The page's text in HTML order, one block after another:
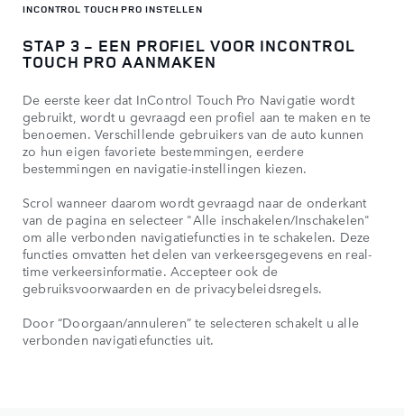
INCONTROL TOUCH PRO INSTELLEN
STAP 3 - EEN PROFIEL VOOR INCONTROL
TOUCH PRO AANMAKEN
De eerste keer dat InControl Touch Pro Navigatie wordt
gebruikt, wordt u gevraagd een profiel aan te maken en te
benoemen. Verschillende gebruikers van de auto kunnen
zo hun eigen favoriete bestemmingen, eerdere
bestemmingen en navigatie-instellingen kiezen.
Scrol wanneer daarom wordt gevraagd naar de onderkant
van de pagina en selecteer "Alle inschakelen/Inschakelen"
om alle verbonden navigatiefuncties in te schakelen. Deze
functies omvatten het delen van verkeersgegevens en real-
time verkeersinformatie. Accepteer ook de
gebruiksvoorwaarden en de privacybeleidsregels.
Door “Doorgaan/annuleren” te selecteren schakelt u alle
verbonden navigatiefuncties uit.